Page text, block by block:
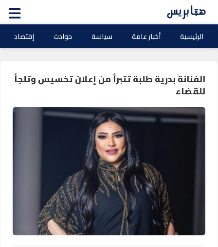
الرئيسية أخبار عامة سياسة حوادث إقتصاد
الفنانة بدرية طلبة تتبرأ من إعلان تخسيس وتلجأ
للقضاء